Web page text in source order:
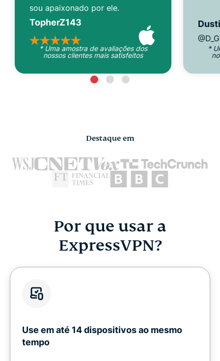
sou apaixonado por ele.
TopherZ143
* Uma amostra de avaliações dos
nossos clientes mais satisfeitos
*
Destaque em
Por que usar a
ExpressVPN?
Use em até 14 dispositivos ao mesmo
tempo